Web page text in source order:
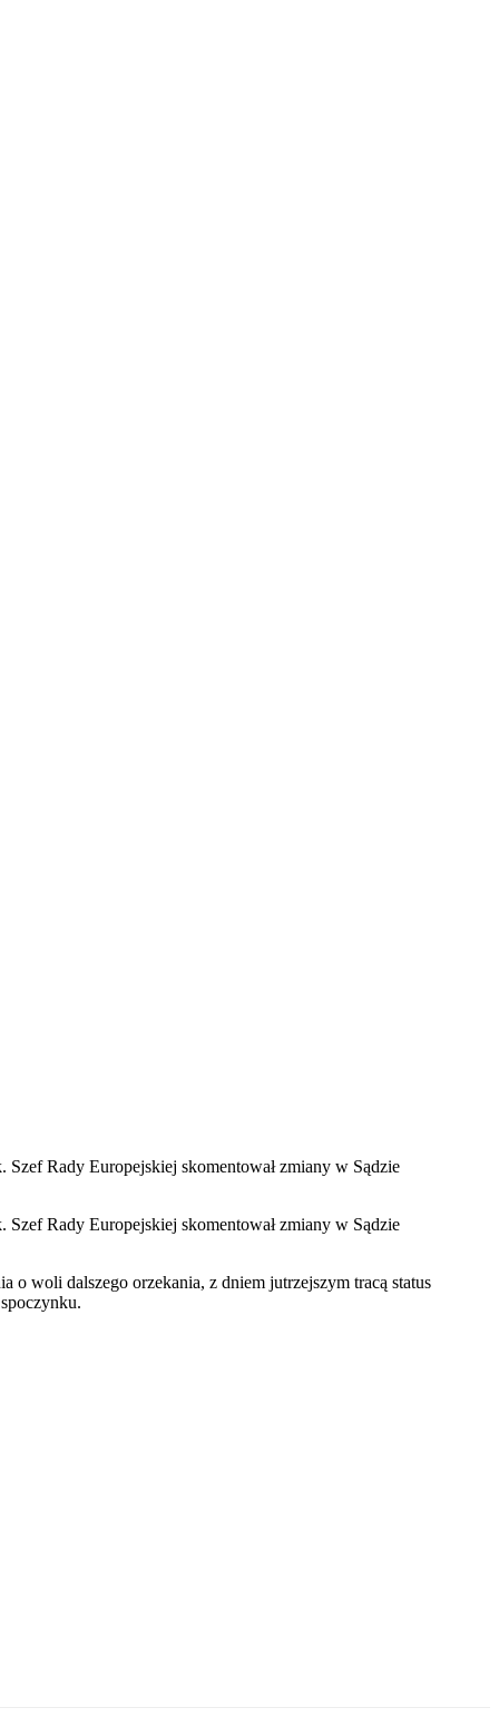
Szef Rady Europejskiej skomentował zmiany w Sądzie
Szef Rady Europejskiej skomentował zmiany w Sądzie
o woli dalszego orzekania, z dniem jutrzejszym tracą status